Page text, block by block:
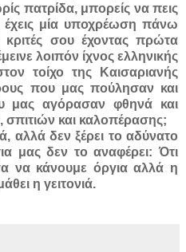
πατρίδα, μπορείς να πεις
μία υποχρέωση πάνω
σου έχοντας πρώτα
λοιπόν ίχνος ελληνικής
τοίχο της Καισαριανής
που μας πούλησαν και
μας αγόρασαν φθηνά και
σπιτιών και καλοπέρασης;
αλλά δεν ξέρει το αδύνατο
μας δεν το αναφέρει: Ότι
να κάνουμε όργια αλλά η
η γειτονιά.